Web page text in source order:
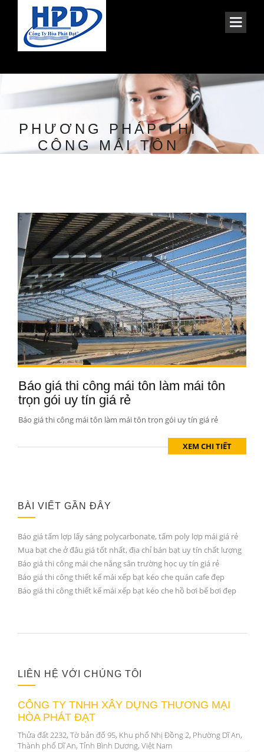
PHƯƠNG PHÁP THI
CÔNG MÁI TÔN
Báo giá thi công mái tôn làm mái tôn
trọn gói uy tín giá rẻ
Báo giá thi công mái tôn làm mái tôn trọn gói uy tín giá rẻ
XEM CHI TIẾT
BÀI VIẾT GẦN ĐÂY
Báo giá tấm lợp lấy sáng polycarbonate, tấm poly lợp mái giá rẻ
Mua bạt che ở đâu giá tốt nhất, địa chỉ bán bạt uy tín chất lượng
Báo giá thi công mái che nắng sân trường học uy tín giá rẻ
Báo giá thi công thiết kế mái xếp bạt kéo che quán cafe đẹp
Báo giá thi công thiết kế mái xếp bạt kéo che hồ bơi bể bơi đẹp
LIÊN HỆ VỚI CHÚNG TÔI
CÔNG TY TNHH XÂY DỰNG THƯƠNG MẠI
HÒA PHÁT ĐẠT
Thửa đất 2232, Tờ bản đố 95, Khu phố Nhị Đồng 2, Phường Dĩ An,
Thành phố Dĩ An, Tỉnh Bình Dương, Việt Nam